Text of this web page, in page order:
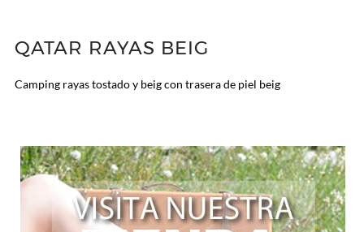
QATAR RAYAS BEIG
Camping rayas tostado y beig con trasera de piel beig